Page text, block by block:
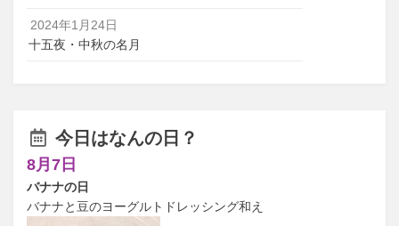
2024年1月24日
十五夜・中秋の名月
今日はなんの日？
8月7日
バナナの日
バナナと豆のヨーグルトドレッシング和え